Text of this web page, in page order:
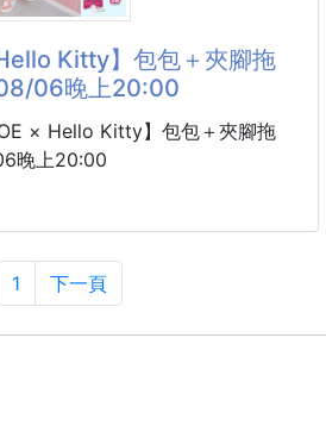
納更整齊
易遺失
帶更安心
包兩種背法
Logo，
Kitty】包包＋夾腳拖
06晚上20:00
× Hello Kitty】包包＋夾腳拖
晚上20:00
旅行、海邊、日常出門穿搭！
包包＋同款夾腳拖**
1 下一頁